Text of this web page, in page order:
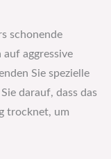
schonende
auf aggressive
Sie spezielle
darauf, dass das
trocknet, um